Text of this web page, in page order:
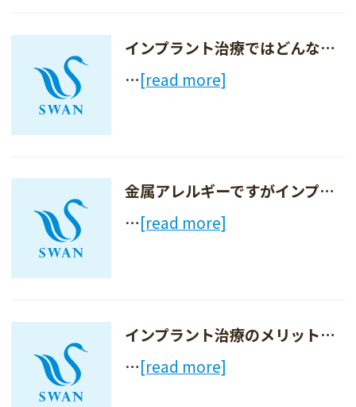
インプラント治療ではどんな麻酔を使いますか？
…[read more]
金属アレルギーですがインプラント治療を受けることはできますか？
…[read more]
インプラント治療のメリット・デメリットは何ですか？
…[read more]